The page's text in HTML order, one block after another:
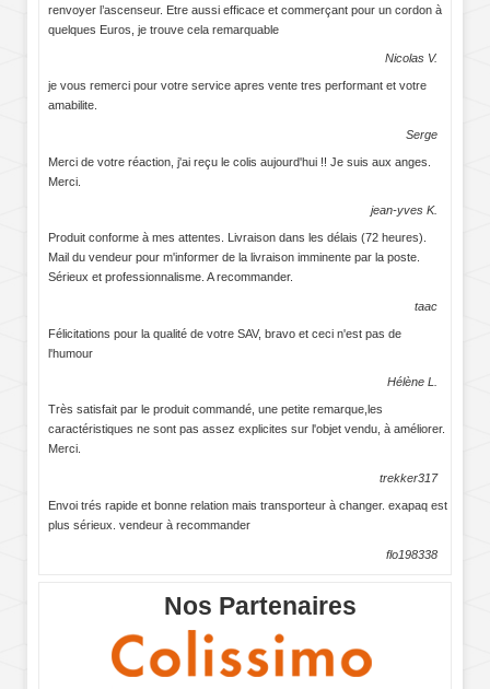
renvoyer l’ascenseur. Etre aussi efficace et commerçant pour un cordon à
quelques Euros, je trouve cela remarquable
Nicolas V.
je vous remerci pour votre service apres vente tres performant et votre
amabilite.
Serge
Merci de votre réaction, j'ai reçu le colis aujourd'hui !! Je suis aux anges.
Merci.
jean-yves K.
Produit conforme à mes attentes. Livraison dans les délais (72 heures).
Mail du vendeur pour m'informer de la livraison imminente par la poste.
Sérieux et professionnalisme. A recommander.
taac
Félicitations pour la qualité de votre SAV, bravo et ceci n'est pas de
l'humour
Hélène L.
Très satisfait par le produit commandé, une petite remarque,les
caractéristiques ne sont pas assez explicites sur l'objet vendu, à améliorer.
Merci.
trekker317
Envoi trés rapide et bonne relation mais transporteur à changer. exapaq est
plus sérieux. vendeur à recommander
flo198338
Nos Partenaires